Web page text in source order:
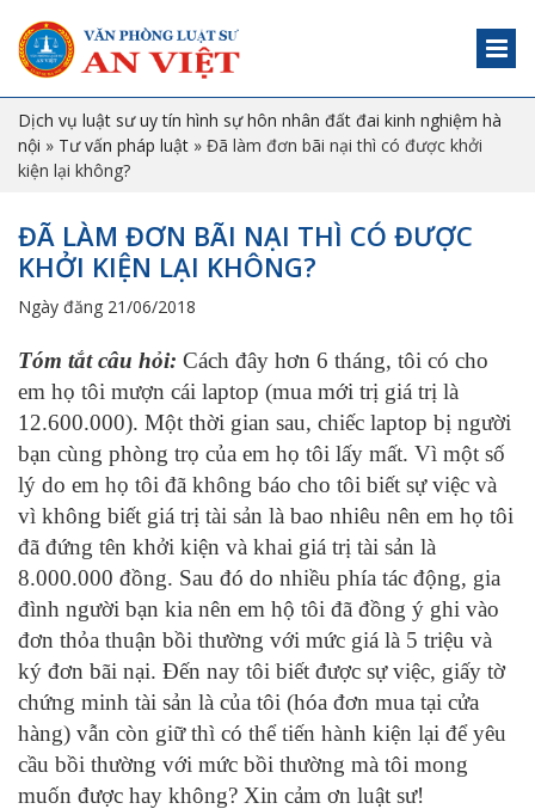
Dịch vụ luật sư uy tín hình sự hôn nhân đất đai kinh nghiệm hà
nội » Tư vấn pháp luật » Đã làm đơn bãi nại thì có được khởi
kiện lại không?
ĐÃ LÀM ĐƠN BÃI NẠI THÌ CÓ ĐƯỢC
KHỞI KIỆN LẠI KHÔNG?
Ngày đăng 21/06/2018
Tóm tắt câu hỏi: Cách đây hơn 6 tháng, tôi có cho
em họ tôi mượn cái laptop (mua mới trị giá trị là
12.600.000). Một thời gian sau, chiếc laptop bị người
bạn cùng phòng trọ của em họ tôi lấy mất. Vì một số
lý do em họ tôi đã không báo cho tôi biết sự việc và
vì không biết giá trị tài sản là bao nhiêu nên em họ tôi
đã đứng tên khởi kiện và khai giá trị tài sản là
8.000.000 đồng. Sau đó do nhiều phía tác động, gia
đình người bạn kia nên em hộ tôi đã đồng ý ghi vào
đơn thỏa thuận bồi thường với mức giá là 5 triệu và
ký đơn bãi nại. Đến nay tôi biết được sự việc, giấy tờ
chứng minh tài sản là của tôi (hóa đơn mua tại cửa
hàng) vẫn còn giữ thì có thể tiến hành kiện lại để yêu
cầu bồi thường với mức bồi thường mà tôi mong
muốn được hay không? Xin cảm ơn luật sư!